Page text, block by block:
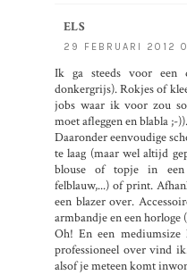
ELS
29 FEBRUARI 2012
Ik ga steeds voor een
donkergrijs). Rokjes of
jobs waar ik voor zou
moet afleggen en blabla ;-)).
Daaronder eenvoudige
te laag (maar wel altijd
blouse of topje in een
felblauw,...) of print.
een blazer over.
armbandje en een
Oh! En een
professioneel over vind
alsof je meteen komt